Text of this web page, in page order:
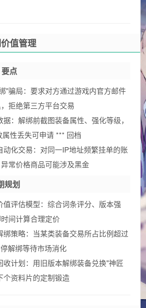
值管理
点
"骗局：要求对方通过游戏内官方邮件
拒绝第三方平台交易
：解绑前截图装备属性、强化等级，
性丢失可申请 *** 回档
动化交易：对同一IP地址频繁挂单的账
常价格商品可能涉及黑金
规划
值评估模型：综合词条评分、版本强
间计算合理定价
绑策略：当某类装备交易所占比例超过
解绑等待市场消化
收计划：用旧版本解绑装备兑换"神匠
个资料片的定制锻造